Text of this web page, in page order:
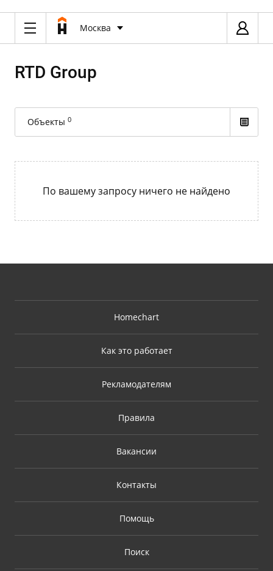
Москва
RTD Group
Объекты 0
По вашему запросу ничего не найдено
Homechart
Как это работает
Рекламодателям
Правила
Вакансии
Контакты
Помощь
Поиск